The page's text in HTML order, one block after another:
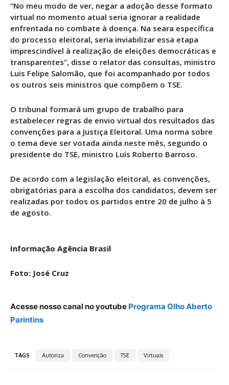
“No meu modo de ver, negar a adoção desse formato
virtual no momento atual seria ignorar a realidade
enfrentada no combate à doença. Na seara específica
do processo eleitoral, seria inviabilizar essa etapa
imprescindível à realização de eleições democráticas e
transparentes”, disse o relator das consultas, ministro
Luis Felipe Salomão, que foi acompanhado por todos
os outros seis ministros que compõem o TSE.
O tribunal formará um grupo de trabalho para
estabelecer regras de envio virtual dos resultados das
convenções para a Justiça Eleitoral. Uma norma sobre
o tema deve ser votada ainda neste mês, segundo o
presidente do TSE, ministro Luís Roberto Barroso.
De acordo com a legislação eleitoral, as convenções,
obrigatórias para a escolha dos candidatos, devem ser
realizadas por todos os partidos entre 20 de julho à 5
de agosto.
Informação Agência Brasil
Foto: José Cruz
Acesse nosso canal no youtube Programa Olho Aberto
Parintins
TAGS Autoriza Convenção TSE Virtuais